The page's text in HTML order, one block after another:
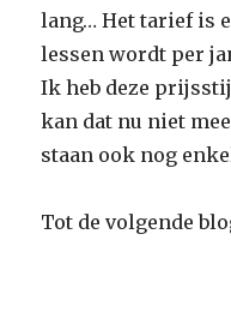
lang… Het tarief is
lessen wordt per
Ik heb deze
kan dat nu niet
staan ook nog
Tot de volgende